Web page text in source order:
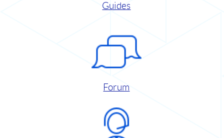
Guides
Forum